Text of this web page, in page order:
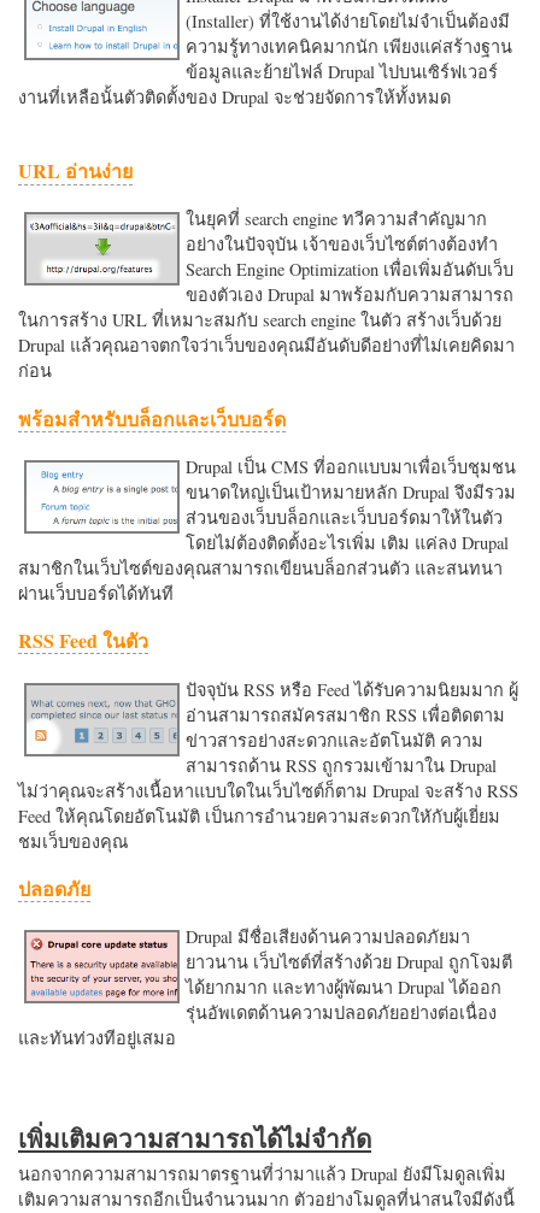
(Installer) ที่ใช้งานได้ง่ายโดยไม่จำเป็นต้องมี
ความรู้ทางเทคนิคมากนัก เพียงแค่สร้างฐาน
ข้อมูลและย้ายไฟล์ Drupal ไปบนเซิร์ฟเวอร์
งานที่เหลือนั้นตัวติดตั้งของ Drupal จะช่วยจัดการให้ทั้งหมด
URL อ่านง่าย
ในยุคที่ search engine ทวีความสำคัญมาก
อย่างในปัจจุบัน เจ้าของเว็บไซต์ต่างต้องทำ
Search Engine Optimization เพื่อเพิ่มอันดับเว็บ
ของตัวเอง Drupal มาพร้อมกับความสามารถ
ในการสร้าง URL ที่เหมาะสมกับ search engine ในตัว สร้างเว็บด้วย
Drupal แล้วคุณอาจตกใจว่าเว็บของคุณมีอันดับดีอย่างที่ไม่เคยคิดมา
ก่อน
พร้อมสำหรับบล็อกและเว็บบอร์ด
Drupal เป็น CMS ที่ออกแบบมาเพื่อเว็บชุมชน
ขนาดใหญ่เป็นเป้าหมายหลัก Drupal จึงมีรวม
ส่วนของเว็บบล็อกและเว็บบอร์ดมาให้ในตัว
โดยไม่ต้องติดตั้งอะไรเพิ่ม เติม แค่ลง Drupal
สมาชิกในเว็บไซต์ของคุณสามารถเขียนบล็อกส่วนตัว และสนทนา
ผ่านเว็บบอร์ดได้ทันที
RSS Feed ในตัว
ปัจจุบัน RSS หรือ Feed ได้รับความนิยมมาก ผู้
อ่านสามารถสมัครสมาชิก RSS เพื่อติดตาม
ข่าวสารอย่างสะดวกและอัตโนมัติ ความ
สามารถด้าน RSS ถูกรวมเข้ามาใน Drupal
ไม่ว่าคุณจะสร้างเนื้อหาแบบใดในเว็บไซต์ก็ตาม Drupal จะสร้าง RSS
Feed ให้คุณโดยอัตโนมัติ เป็นการอำนวยความสะดวกใหักับผู้เยี่ยม
ชมเว็บของคุณ
ปลอดภัย
Drupal มีชื่อเสียงด้านความปลอดภัยมา
ยาวนาน เว็บไซต์ที่สร้างด้วย Drupal ถูกโจมตี
ได้ยากมาก และทางผู้พัฒนา Drupal ได้ออก
รุ่นอัพเดตด้านความปลอดภัยอย่างต่อเนื่อง
และทันท่วงทีอยู่เสมอ
เพิ่มเติมความสามารถได้ไม่จำกัด
นอกจากความสามารถมาตรฐานที่ว่ามาแล้ว Drupal ยังมีโมดูลเพิ่ม
เติมความสามารถอีกเป็นจำนวนมาก ตัวอย่างโมดูลที่น่าสนใจมีดังนี้